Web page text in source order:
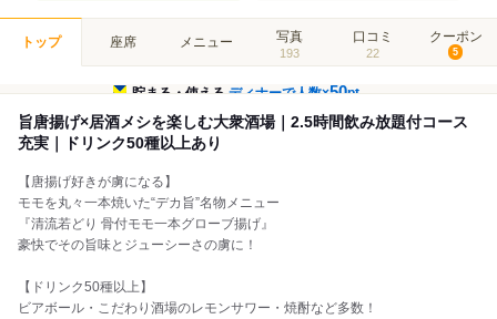
トップ 座席 メニュー 写真
193
口コミ
22
クーポン
5
貯まる・使えるディナーで人数×50pt
旨唐揚げ×居酒メシを楽しむ大衆酒場｜2.5時間飲み放題付コース
充実｜ドリンク50種以上あり
【唐揚げ好きが虜になる】
モモを丸々一本焼いた“デカ旨”名物メニュー
『清流若どり 骨付モモ一本グローブ揚げ』
豪快でその旨味とジューシーさの虜に！
【ドリンク50種以上】
ビアボール・こだわり酒場のレモンサワー・焼酎など多数！